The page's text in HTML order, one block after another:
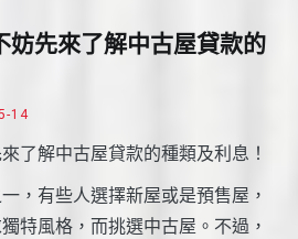
妨先來了解中古屋貸款的
14
了解中古屋貸款的種類及利息！
，有些人選擇新屋或是預售屋，
特風格，而挑選中古屋。不過，